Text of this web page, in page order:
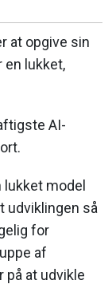
at opgive sin
en lukket,
AI-
lukket model
udviklingen så
for
af
på at udvikle